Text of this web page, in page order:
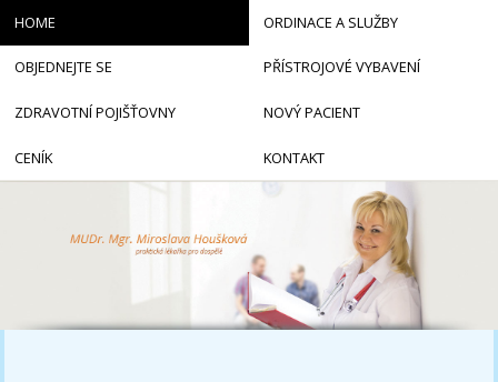
HOME ORDINACE A SLUŽBY
OBJEDNEJTE SE PŘÍSTROJOVÉ VYBAVENÍ
ZDRAVOTNÍ POJIŠŤOVNY NOVÝ PACIENT
CENÍK KONTAKT